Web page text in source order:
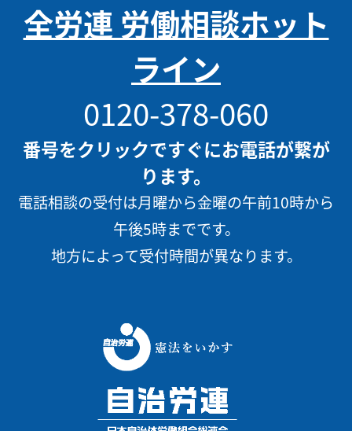
全労連 労働相談ホット
ライン
0120-378-060
番号をクリックですぐにお電話が繋が
ります。
電話相談の受付は月曜から金曜の午前10時から
午後5時までです。
地方によって受付時間が異なります。